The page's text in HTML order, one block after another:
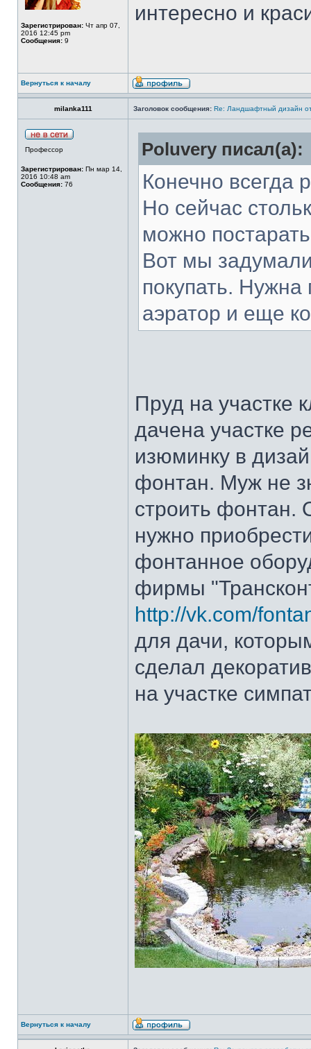
Зарегистрирован: Чт апр 07,
2016 12:45 pm
Сообщения: 9
интересно и
Вернуться к началу
milanka111 Заголовок сообщения: Re: Ландшафтный дизайн
Профессор
Зарегистрирован: Пн мар 14,
2016 10:48 am
Сообщения: 76
Poluvery писал(а):
Конечно всегда
Но сейчас
можно
Вот мы
покупать.
аэратор и еще
Пруд на участке
дачена участке
изюминку в
фонтан. Муж не
строить фонтан.
нужно
фонтанное
фирмы
http://vk.com/
для дачи,
сделал
на участке
Вернуться к началу